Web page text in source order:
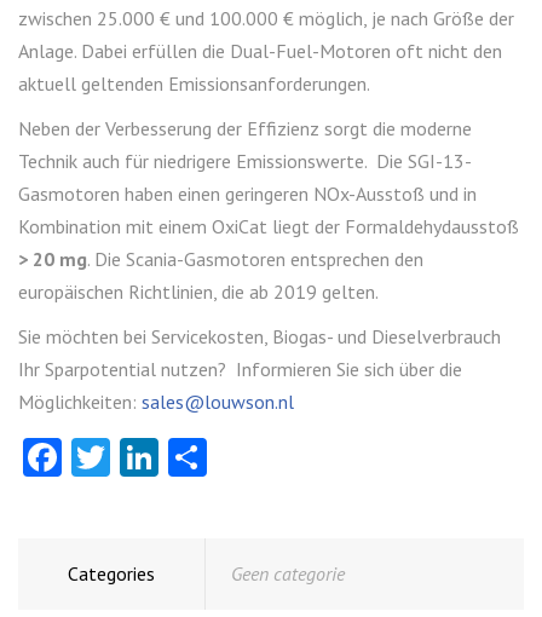
zwischen 25.000 € und 100.000 € möglich, je nach Größe der
Anlage. Dabei erfüllen die Dual-Fuel-Motoren oft nicht den
aktuell geltenden Emissionsanforderungen.
Neben der Verbesserung der Effizienz sorgt die moderne
Technik auch für niedrigere Emissionswerte. Die SGI-13-
Gasmotoren haben einen geringeren NOx-Ausstoß und in
Kombination mit einem OxiCat liegt der Formaldehydausstoß
> 20 mg. Die Scania-Gasmotoren entsprechen den
europäischen Richtlinien, die ab 2019 gelten.
Sie möchten bei Servicekosten, Biogas- und Dieselverbrauch
Ihr Sparpotential nutzen? Informieren Sie sich über die
Möglichkeiten: sales@louwson.nl
Facebook
TwitterLinkedIn
Categories Geen categorie